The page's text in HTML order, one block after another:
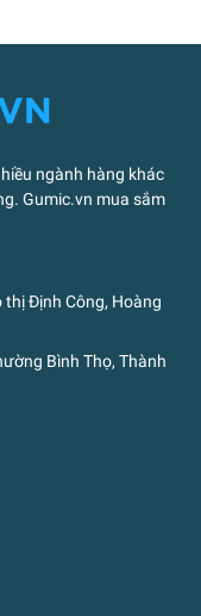
ngành hàng khác
Gumic.vn mua sắm
thị Định Công, Hoàng
Bình Thọ, Thành